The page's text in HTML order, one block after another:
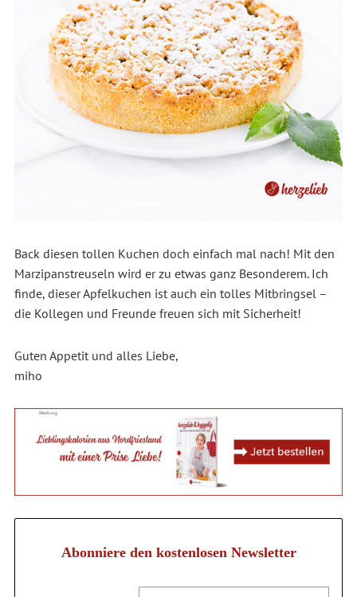
Back diesen tollen Kuchen doch einfach mal nach! Mit den
Marzipanstreuseln wird er zu etwas ganz Besonderem. Ich
finde, dieser Apfelkuchen ist auch ein tolles Mitbringsel –
die Kollegen und Freunde freuen sich mit Sicherheit!
Guten Appetit und alles Liebe,
miho
Abonniere den kostenlosen Newsletter